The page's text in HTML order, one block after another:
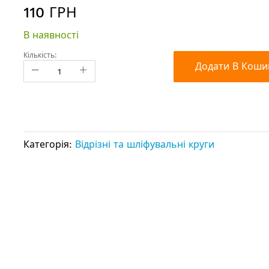
110 ГРН
В наявності
Кількість:
Додати В
Категорія: Відрізні та шліфувальні круги